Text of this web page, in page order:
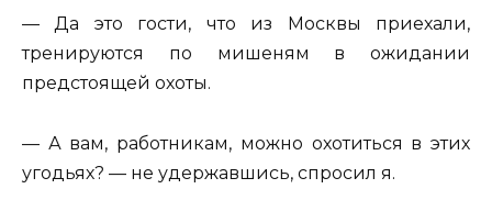
— Да это гости, что из Москвы приехали,
тренируются по мишеням в ожидании
предстоящей охоты.
— А вам, работникам, можно охотиться в этих
угодьях? — не удержавшись, спросил я.